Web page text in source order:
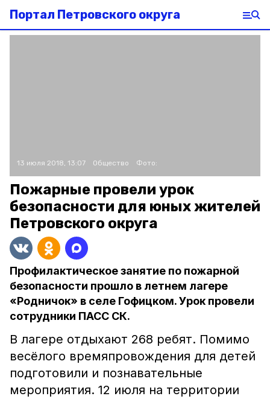
Портал Петровского округа
13 июля 2018, 13:07 Общество Фото:
Пожарные провели урок
безопасности для юных жителей
Петровского округа
Профилактическое занятие по пожарной
безопасности прошло в летнем лагере
«Родничок» в селе Гофицком. Урок провели
сотрудники ПАСС СК.
В лагере отдыхают 268 ребят. Помимо
весёлого времяпровождения для детей
подготовили и познавательные
мероприятия. 12 июля на территории